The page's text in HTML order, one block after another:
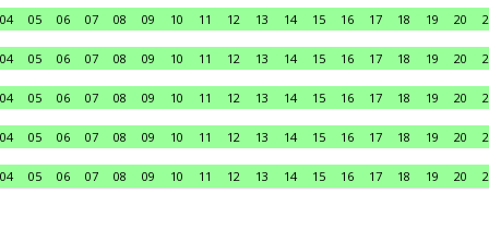
04 05 06 07 08 09 10 11 12 13 14 15 16 17 18 19 20
04 05 06 07 08 09 10 11 12 13 14 15 16 17 18 19 20
04 05 06 07 08 09 10 11 12 13 14 15 16 17 18 19 20
04 05 06 07 08 09 10 11 12 13 14 15 16 17 18 19 20
04 05 06 07 08 09 10 11 12 13 14 15 16 17 18 19 20